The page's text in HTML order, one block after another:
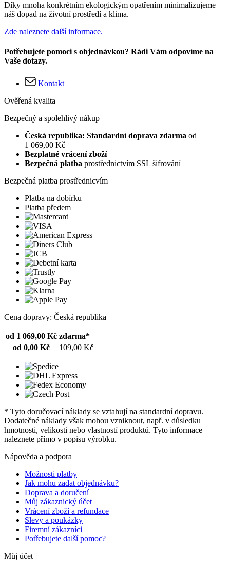
Díky mnoha konkrétním ekologickým opatřením minimalizujeme
náš dopad na životní prostředí a klima.
Zde naleznete další informace.
Potřebujete pomoci s objednávkou? Rádi Vám odpovíme na
Vaše dotazy.
Kontakt
Ověřená kvalita
Bezpečný a spolehlivý nákup
Česká republika: Standardní doprava zdarma od
1 069,00 Kč
Bezplatné vrácení zboží
Bezpečná platba prostřednictvím SSL šifrování
Bezpečná platba prostřednicvím
Platba na dobírku
Platba předem
Cena dopravy: Česká republika
od 1 069,00 Kč zdarma*
od 0,00 Kč
109,00 Kč
* Tyto doručovací náklady se vztahují na standardní dopravu.
Dodatečné náklady však mohou vzniknout, např. v důsledku
hmotnosti, velikosti nebo vlastností produktů. Tyto informace
naleznete přímo v popisu výrobku.
Nápověda a podpora
Možnosti platby
Jak mohu zadat objednávku?
Doprava a doručení
Můj zákaznický účet
Vrácení zboží a refundace
Slevy a poukázky
Firemní zákazníci
Potřebujete další pomoc?
Můj účet